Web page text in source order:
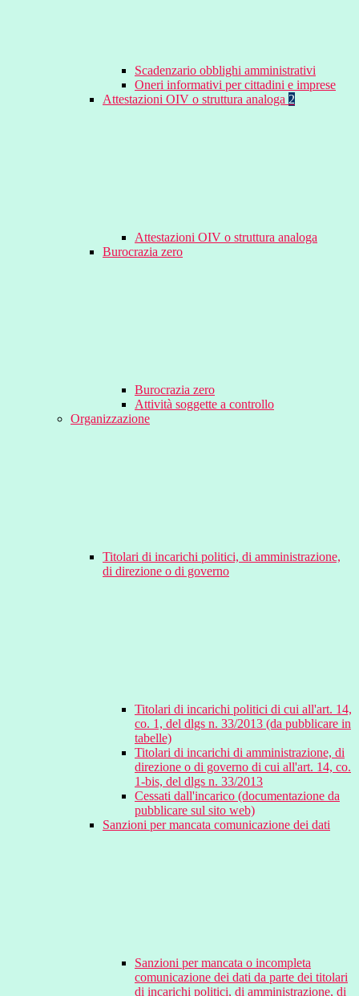
Scadenzario obblighi amministrativi
Oneri informativi per cittadini e imprese
Attestazioni OIV o struttura analoga 2
Attestazioni OIV o struttura analoga
Burocrazia zero
Burocrazia zero
Attività soggette a controllo
Organizzazione
Titolari di incarichi politici, di amministrazione,
di direzione o di governo
Titolari di incarichi politici di cui all'art. 14,
co. 1, del dlgs n. 33/2013 (da pubblicare in
tabelle)
Titolari di incarichi di amministrazione, di
direzione o di governo di cui all'art. 14, co.
1-bis, del dlgs n. 33/2013
Cessati dall'incarico (documentazione da
pubblicare sul sito web)
Sanzioni per mancata comunicazione dei dati
Sanzioni per mancata o incompleta
comunicazione dei dati da parte dei titolari
di incarichi politici, di amministrazione, di